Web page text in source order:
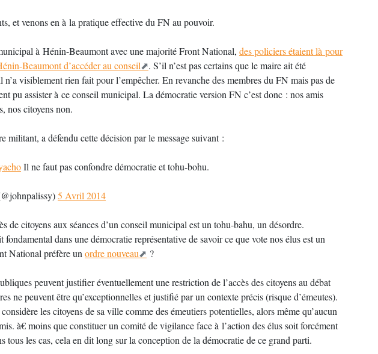
et venons en à la pratique effective du FN au pouvoir.
à Hénin-Beaumont avec une majorité Front National, des policiers étaient là pour
Beaumont d’accéder au conseil
. S’il n’est pas certains que le maire ait été
visiblement rien fait pour l’empêcher. En revanche des membres du FN mais pas de
pu assister à ce conseil municipal. La démocratie version FN c’est donc : nos amis
nos citoyens non.
militant, a défendu cette décision par le message suivant :
Il ne faut pas confondre démocratie et tohu-bohu.
5 Avril 2014
de citoyens aux séances d’un conseil municipal est un tohu-bahu, un désordre.
fondamental dans une démocratie représentative de savoir ce que vote nos élus est un
National préfère un ordre nouveau ?
peuvent justifier éventuellement une restriction de l’accès des citoyens au débat
ne peuvent être qu’exceptionnelles et justifié par un contexte précis (risque d’émeutes).
les citoyens de sa ville comme des émeutiers potentielles, alors même qu’aucun
à€ moins que constituer un comité de vigilance face à l’action des élus soit forcément
tous les cas, cela en dit long sur la conception de la démocratie de ce grand parti.